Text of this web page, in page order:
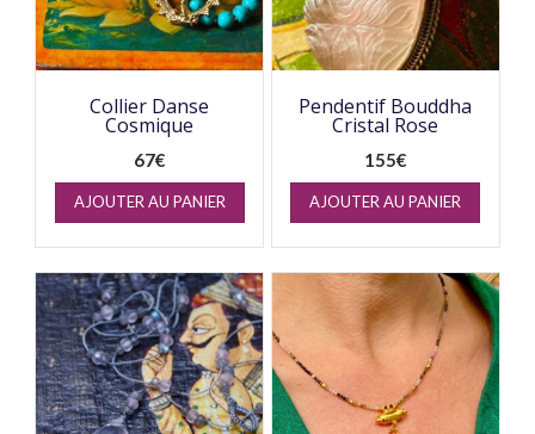
Collier Danse
Cosmique
67€
AJOUTER AU PANIER
Pendentif Bouddha
Cristal Rose
155€
AJOUTER AU PANIER